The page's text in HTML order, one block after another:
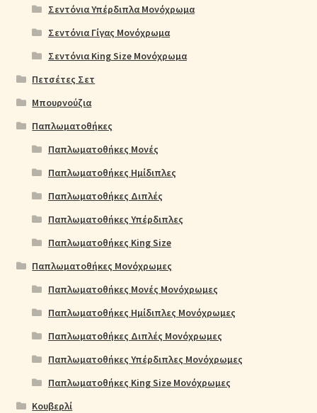
Σεντόνια Υπέρδιπλα Μονόχρωμα
Σεντόνια Γίγας Μονόχρωμα
Σεντόνια King Size Μονόχρωμα
Πετσέτες Σετ
Μπουρνούζια
Παπλωματοθήκες
Παπλωματοθήκες Μονές
Παπλωματοθήκες Ημίδιπλες
Παπλωματοθήκες Διπλές
Παπλωματοθήκες Υπέρδιπλες
Παπλωματοθήκες King Size
Παπλωματοθήκες Μονόχρωμες
Παπλωματοθήκες Μονές Μονόχρωμες
Παπλωματοθήκες Ημίδιπλες Μονόχρωμες
Παπλωματοθήκες Διπλές Μονόχρωμες
Παπλωματοθήκες Υπέρδιπλες Μονόχρωμες
Παπλωματοθήκες King Size Μονόχρωμες
Κουβερλί